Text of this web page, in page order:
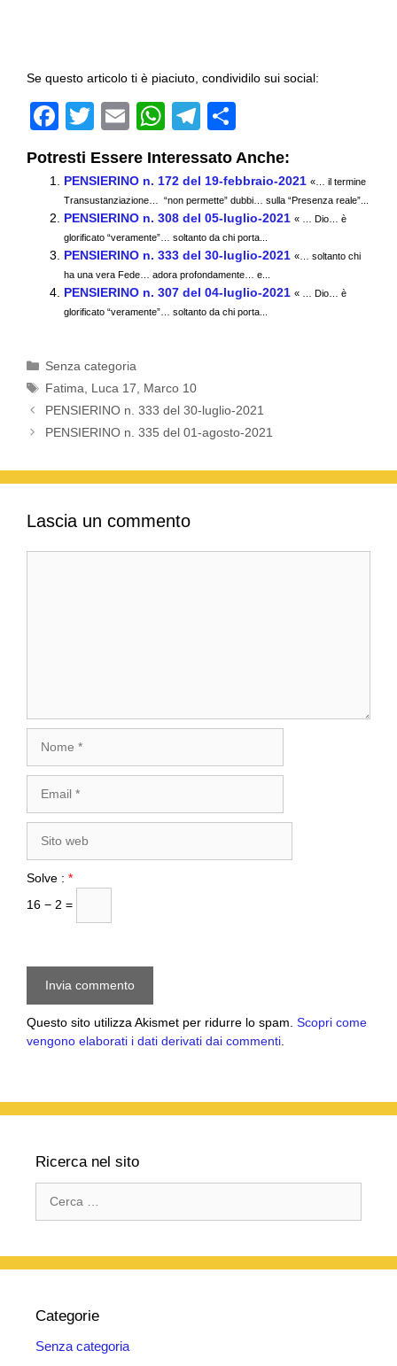
Se questo articolo ti è piaciuto, condividilo sui social:
F
c
e
b
o
o
k
T
wi
tt
er
E
m
ail
W
at
s
A
p
p
T
el
e
gr
a
m
o
n
di
vi
di
Potresti Essere Interessato Anche:
PENSIERINO n. 172 del 19-febbraio-2021 «… il termine
Transustanziazione… “non permette” dubbi… sulla “Presenza reale”...
PENSIERINO n. 308 del 05-luglio-2021 « … Dio… è
glorificato “veramente”… soltanto da chi porta...
PENSIERINO n. 333 del 30-luglio-2021 «… soltanto chi
ha una vera Fede… adora profondamente… e...
PENSIERINO n. 307 del 04-luglio-2021 « … Dio… è
glorificato “veramente”… soltanto da chi porta...
Categorie
Senza categoria
Tag
Fatima, Luca 17, Marco 10
PENSIERINO n. 333 del 30-luglio-2021
PENSIERINO n. 335 del 01-agosto-2021
Lascia un commento
web
Solve : *
16 − 2 =
Questo sito utilizza Akismet per ridurre lo spam. Scopri come
vengono elaborati i dati derivati dai commenti.
Ricerca nel sito
per:
Categorie
Senza categoria